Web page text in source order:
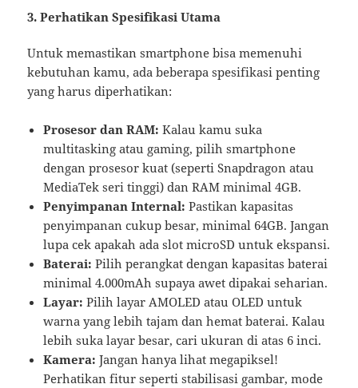
3. Perhatikan Spesifikasi Utama
Untuk memastikan smartphone bisa memenuhi
kebutuhan kamu, ada beberapa spesifikasi penting
yang harus diperhatikan:
Prosesor dan RAM: Kalau kamu suka
multitasking atau gaming, pilih smartphone
dengan prosesor kuat (seperti Snapdragon atau
MediaTek seri tinggi) dan RAM minimal 4GB.
Penyimpanan Internal: Pastikan kapasitas
penyimpanan cukup besar, minimal 64GB. Jangan
lupa cek apakah ada slot microSD untuk ekspansi.
Baterai: Pilih perangkat dengan kapasitas baterai
minimal 4.000mAh supaya awet dipakai seharian.
Layar: Pilih layar AMOLED atau OLED untuk
warna yang lebih tajam dan hemat baterai. Kalau
lebih suka layar besar, cari ukuran di atas 6 inci.
Kamera: Jangan hanya lihat megapiksel!
Perhatikan fitur seperti stabilisasi gambar, mode